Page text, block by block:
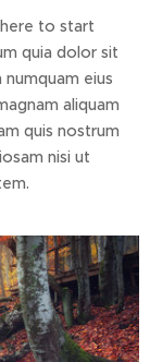
to start
quia dolor sit
eius
aliquam
quis nostrum
nisi ut